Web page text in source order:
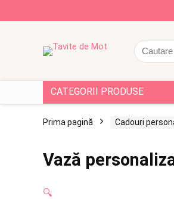
CATEGORII PRODUSE
Prima pagină Cadouri
Vază
🔍